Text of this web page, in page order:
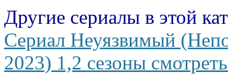
Другие сериалы в этой
Сериал Неуязвимый
2023) 1,2 сезоны